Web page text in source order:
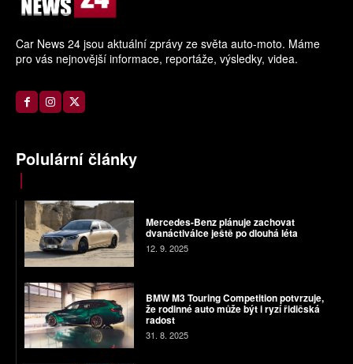
Car News 24 jsou aktuální zprávy ze světa auto-moto. Máme
pro vás nejnovější informace, reportáže, výsledky, videa.
Polulární články
Mercedes-Benz plánuje zachovat
dvanáctiválce ještě po dlouhá léta
12. 9. 2025
BMW M3 Touring Competition potvrzuje,
že rodinné auto může být i ryzí řidičská
radost
31. 8. 2025